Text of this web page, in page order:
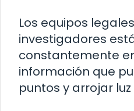
Los equipos
investigadores
constantemente
información que
puntos y arrojar